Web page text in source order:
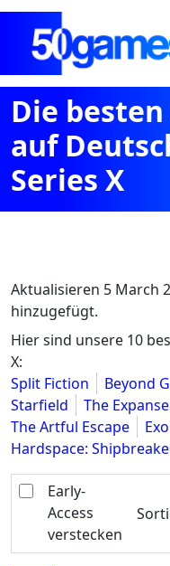
Die besten
auf
Series X
Aktualisieren 5 March
hinzugefügt.
Hier sind unsere 10
X:
Split Fiction
Beyond
Starfield
The
The Artful Escape
Hardspace:
Early-
Access
verstecken